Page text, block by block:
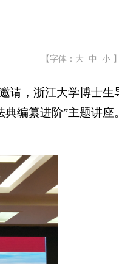
【字体： 大 中 小 】
请，浙江大学博士生
编纂进阶”主题讲